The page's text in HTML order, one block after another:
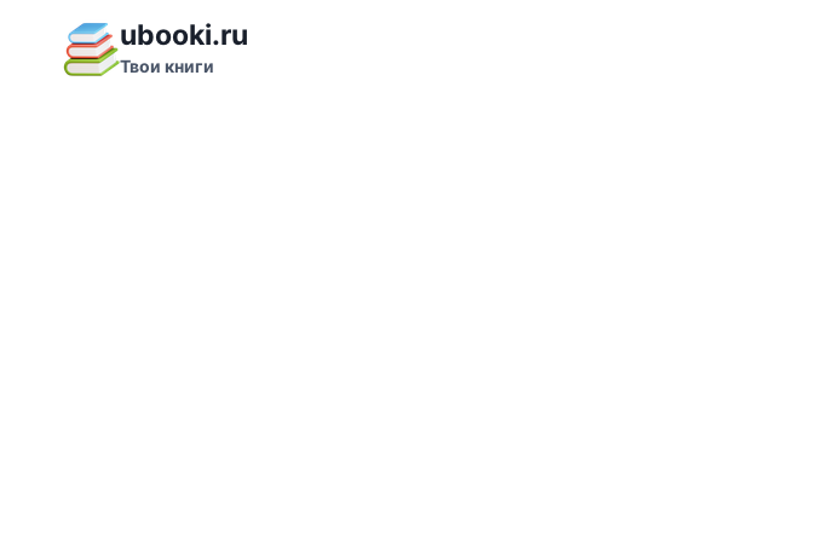
содержимому
ubooki.ru
Твои книги